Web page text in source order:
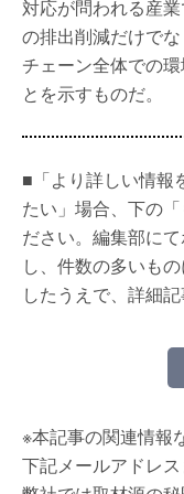
対応が問われる産
の排出削減だけで
チェーン全体での
とを示すものだ。
■「より詳しい情報
たい」場合、下の
ださい。編集部に
し、件数の多いも
したうえで、詳細
※本記事の関連情報
下記メールアドレ